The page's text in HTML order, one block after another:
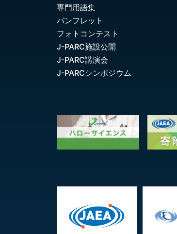
専門用語集
パンフレット
フォトコンテスト
J-PARC施設公開
J-PARC講演会
J-PARCシンポジウム